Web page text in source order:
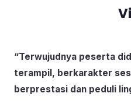
“Terwujudnya peserta
terampil, berkarakter
berprestasi dan peduli